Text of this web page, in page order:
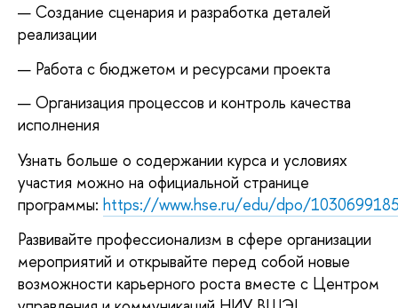
Создание сценария и разработка деталей
реализации
Работа с бюджетом и ресурсами проекта
Организация процессов и контроль качества
исполнения
Узнать больше о содержании курса и условиях
участия можно на официальной странице
программы: https://www.hse.ru/edu/dpo/
Развивайте профессионализм в сфере организации
мероприятий и открывайте перед собой новые
возможности карьерного роста вместе с Центром